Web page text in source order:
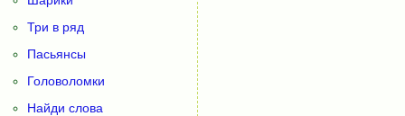
Три в ряд
Пасьянсы
Головоломки
Найди слова